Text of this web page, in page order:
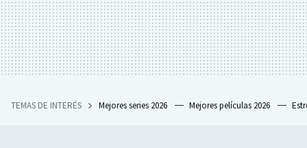
TEMAS DE INTERÉS Mejores series 2026 Mejores películas 2026